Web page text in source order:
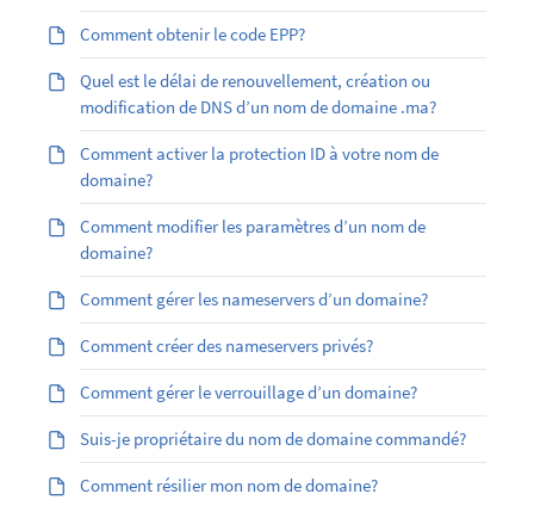
Comment obtenir le code EPP?
Quel est le délai de renouvellement, création ou
modification de DNS d’un nom de domaine .ma?
Comment activer la protection ID à votre nom de
domaine?
Comment modifier les paramètres d’un nom de
domaine?
Comment gérer les nameservers d’un domaine?
Comment créer des nameservers privés?
Comment gérer le verrouillage d’un domaine?
Suis-je propriétaire du nom de domaine commandé?
Comment résilier mon nom de domaine?